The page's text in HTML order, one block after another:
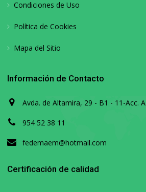
Condiciones de Uso
Política de Cookies
Mapa del Sitio
Información de Contacto
Avda. de Altamira, 29 - B1 - 11-Acc.
954 52 38 11
fedemaem@hotmail.com
Certificación de calidad